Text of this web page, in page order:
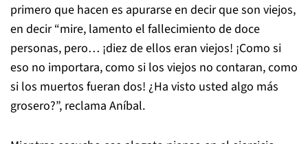
primero que hacen es apurarse en decir que son viejos,
en decir “mire, lamento el fallecimiento de doce
personas, pero… ¡diez de ellos eran viejos! ¡Como si
eso no importara, como si los viejos no contaran, como
si los muertos fueran dos! ¿Ha visto usted algo más
grosero?”, reclama Aníbal.